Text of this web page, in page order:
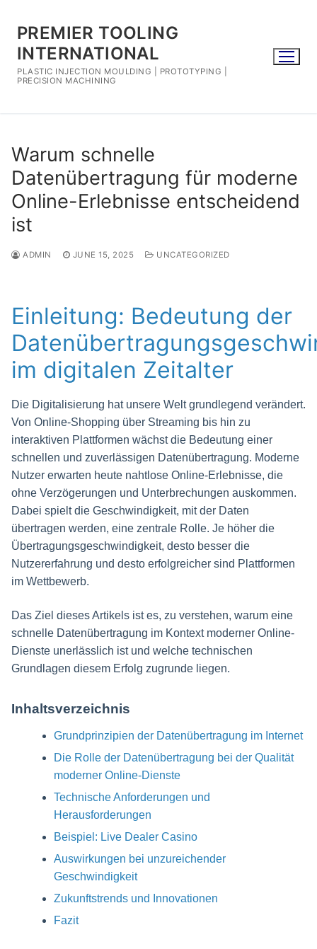
content
PREMIER TOOLING
INTERNATIONAL
PLASTIC INJECTION MOULDING | PROTOTYPING |
PRECISION MACHINING
Warum schnelle
Datenübertragung für moderne
Online-Erlebnisse entscheidend
ist
ADMIN JUNE 15, 2025 UNCATEGORIZED
Einleitung: Bedeutung der
im digitalen Zeitalter
Die Digitalisierung hat unsere Welt grundlegend verändert.
Von Online-Shopping über Streaming bis hin zu
interaktiven Plattformen wächst die Bedeutung einer
schnellen und zuverlässigen Datenübertragung. Moderne
Nutzer erwarten heute nahtlose Online-Erlebnisse, die
ohne Verzögerungen und Unterbrechungen auskommen.
Dabei spielt die Geschwindigkeit, mit der Daten
übertragen werden, eine zentrale Rolle. Je höher die
Übertragungsgeschwindigkeit, desto besser die
Nutzererfahrung und desto erfolgreicher sind Plattformen
im Wettbewerb.
Das Ziel dieses Artikels ist es, zu verstehen, warum eine
schnelle Datenübertragung im Kontext moderner Online-
Dienste unerlässlich ist und welche technischen
Grundlagen diesem Erfolg zugrunde liegen.
Inhaltsverzeichnis
Grundprinzipien der Datenübertragung im Internet
Die Rolle der Datenübertragung bei der Qualität
moderner Online-Dienste
Technische Anforderungen und
Herausforderungen
Beispiel: Live Dealer Casino
Auswirkungen bei unzureichender
Geschwindigkeit
Zukunftstrends und Innovationen
Fazit